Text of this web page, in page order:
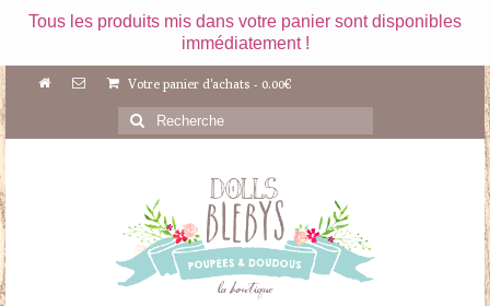
Tous les produits mis dans votre panier sont disponibles
immédiatement !
Votre panier d'achats - 0.00€
Rechercher
: